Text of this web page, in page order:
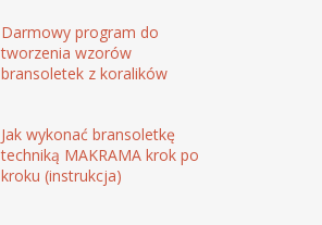
Darmowy program do
tworzenia wzorów
bransoletek z koralików
Jak wykonać bransoletkę
techniką MAKRAMA krok po
kroku (instrukcja)